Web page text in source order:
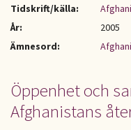
Tidskrift/källa:
År:
2005
Ämnesord:
Öppenhet och
Afghanistans